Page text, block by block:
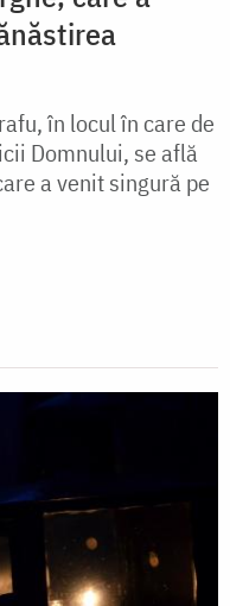
în locul în care de
Domnului, se află
a venit singură pe